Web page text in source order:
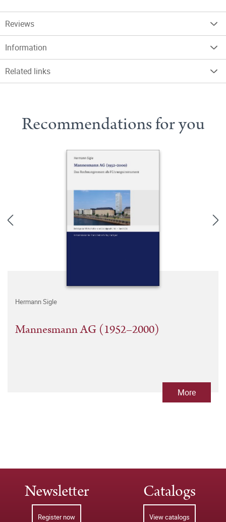
Reviews
Information
Related links
Recommendations for you
Hermann Sigle
Mannesmann AG (1952–2000)
More
Newsletter
Register now
Catalogs
View catalogs